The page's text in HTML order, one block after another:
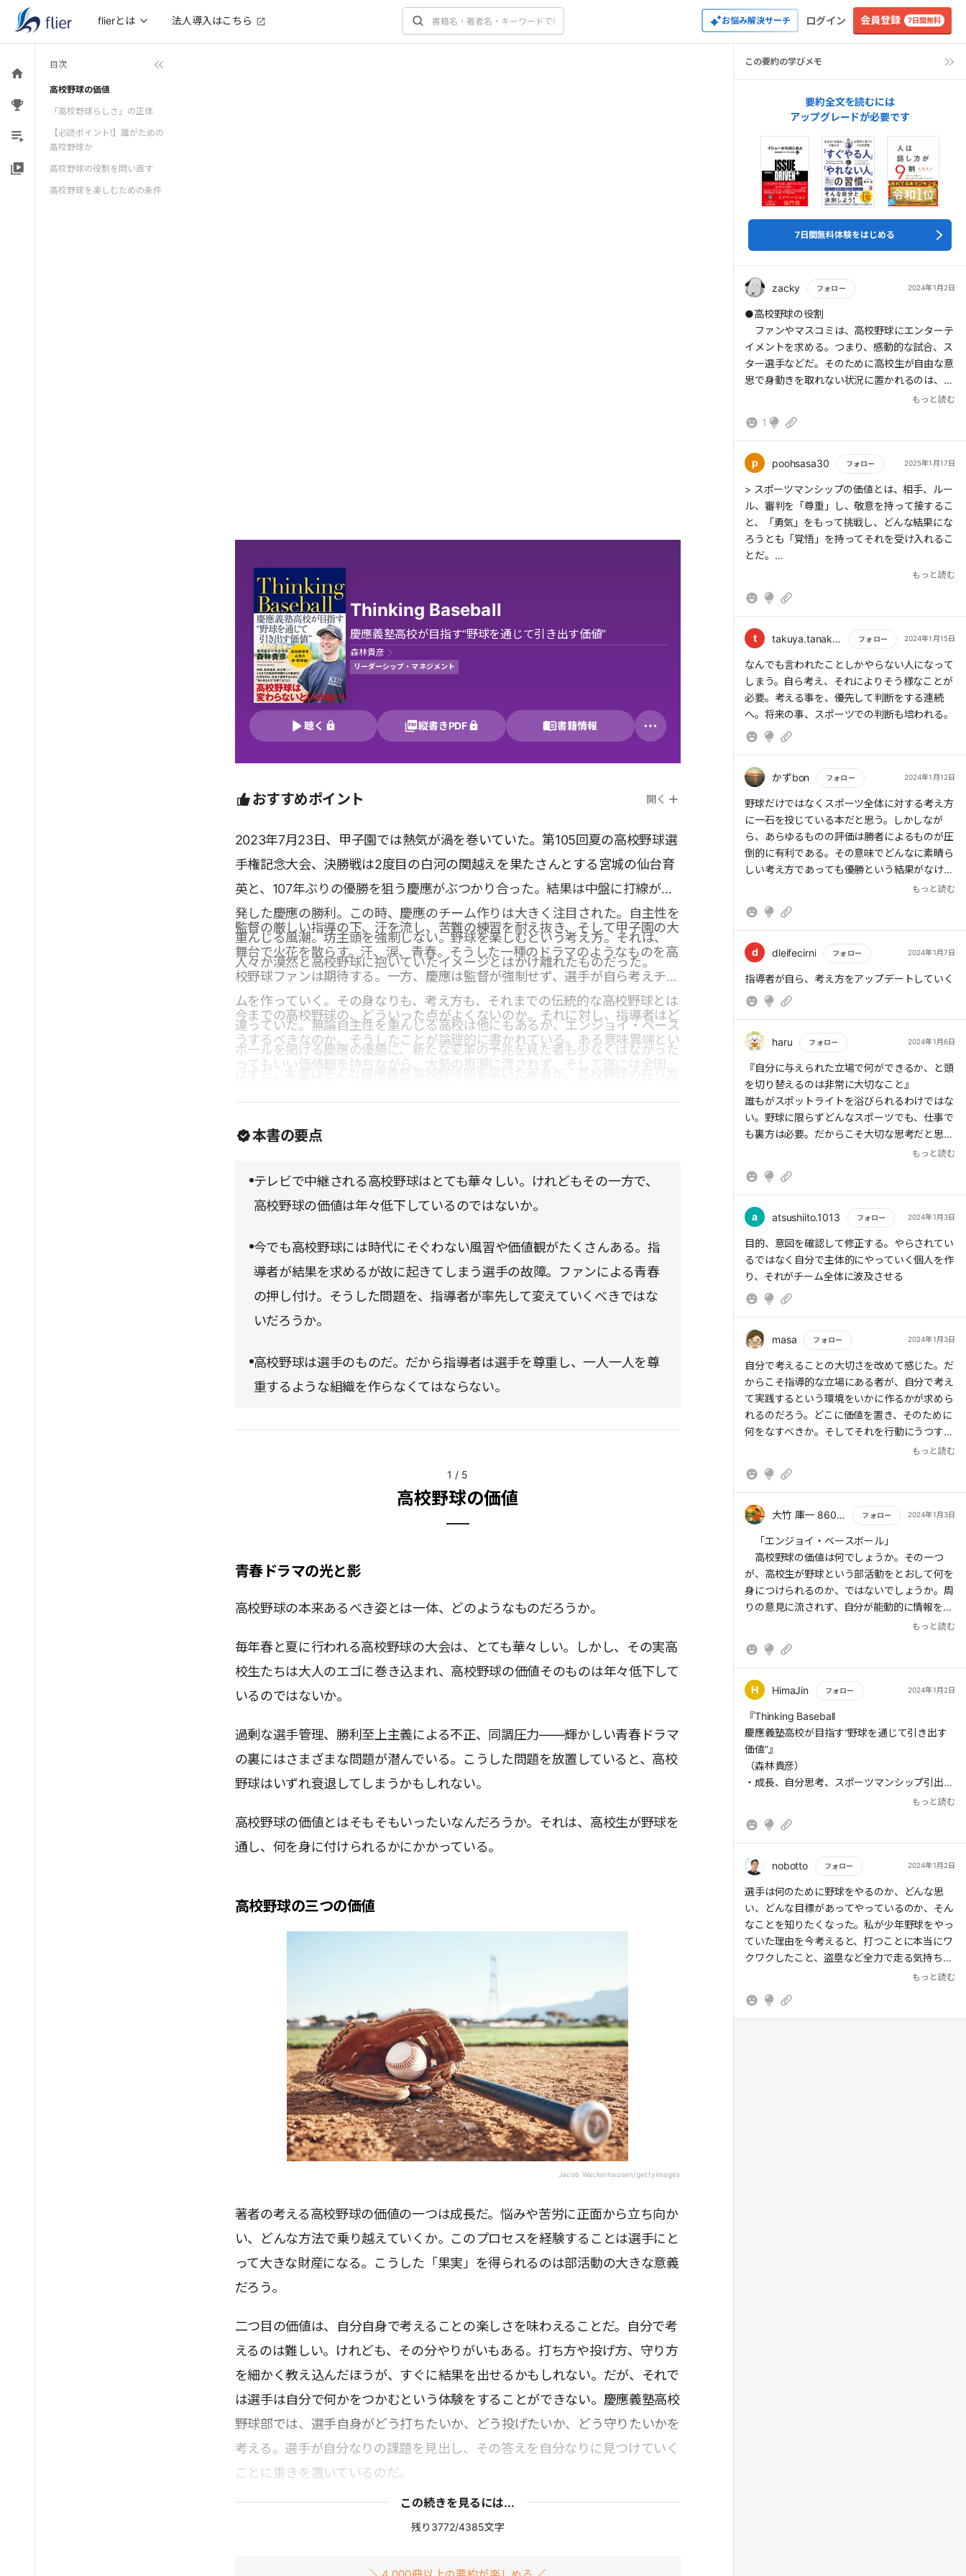
flierとは 法人導入はこちら お悩み解決サーチ ログイン 会員登録 7日間無料
目次
高校野球の価値
「高校野球らしさ」の正体
【必読ポイント!】誰がための
高校野球か
高校野球の役割を問い直す
高校野球を楽しむための条件
Thinking Baseball
慶應義塾高校が目指す“野球を通じて引き出す価値”
森林貴彦
リーダーシップ・マネジメント
聴く 縦書きPDF 書籍情報
おすすめポイント 開く
2023年7月23日、甲子園では熱気が渦を巻いていた。第105回夏の高校野球選
手権記念大会、決勝戦は2度目の白河の関越えを果たさんとする宮城の仙台育
英と、107年ぶりの優勝を狙う慶應がぶつかり合った。結果は中盤に打線が爆
発した慶應の勝利。この時、慶應のチーム作りは大きく注目された。自主性を
重んじる風潮。坊主頭を強制しない。野球を楽しむという考え方。それは、
人々が漠然と高校野球に抱いていたイメージとはかけ離れたものだった。
監督の厳しい指導の下、汗を流し、苦難の練習を耐え抜き、そして甲子園の大
舞台で火花を散らす。汗、涙、青春。そうした一種のドラマのようなものを高
校野球ファンは期待する。一方、慶應は監督が強制せず、選手が自ら考えチー
ムを作っていく。その身なりも、考え方も、それまでの伝統的な高校野球とは
違っていた。無論自主性を重んじる高校は他にもあるが、エンジョイ・ベース
ボールを掲げる慶應の優勝に、新たな変革の予兆を見た者も少なくはなかった
を問い直す内容となっている。
今までの高校野球の、どういった点がよくないのか。それに対し、指導者はど
うするべきなのか。そうしたことが論理的に書かれている。ある意味異端とい
ってもいい価値観を持ちながら、大勢の風潮に流されず、そして遂には全国の
本書の要点
テレビで中継される高校野球はとても華々しい。けれどもその一方で、
高校野球の価値は年々低下しているのではないか。
今でも高校野球には時代にそぐわない風習や価値観がたくさんある。指
導者が結果を求めるが故に起きてしまう選手の故障。ファンによる青春
の押し付け。そうした問題を、指導者が率先して変えていくべきではな
いだろうか。
高校野球は選手のものだ。だから指導者は選手を尊重し、一人一人を尊
重するような組織を作らなくてはならない。
1 / 5
高校野球の価値
青春ドラマの光と影
高校野球の本来あるべき姿とは一体、どのようなものだろうか。
毎年春と夏に行われる高校野球の大会は、とても華々しい。しかし、その実高
校生たちは大人のエゴに巻き込まれ、高校野球の価値そのものは年々低下して
いるのではないか。
過剰な選手管理、勝利至上主義による不正、同調圧力——輝かしい青春ドラマ
の裏にはさまざまな問題が潜んでいる。こうした問題を放置していると、高校
野球はいずれ衰退してしまうかもしれない。
高校野球の価値とはそもそもいったいなんだろうか。それは、高校生が野球を
通し、何を身に付けられるかにかかっている。
高校野球の三つの価値
Jacob Wackerhausen/gettyimages
著者の考える高校野球の価値の一つは成長だ。悩みや苦労に正面から立ち向か
い、どんな方法で乗り越えていくか。このプロセスを経験することは選手にと
って大きな財産になる。こうした「果実」を得られるのは部活動の大きな意義
だろう。
二つ目の価値は、自分自身で考えることの楽しさを味わえることだ。自分で考
えるのは難しい。けれども、その分やりがいもある。打ち方や投げ方、守り方
を細かく教え込んだほうが、すぐに結果を出せるかもしれない。だが、それで
は選手は自分で何かをつかむという体験をすることができない。慶應義塾高校
野球部では、選手自身がどう打ちたいか、どう投げたいか、どう守りたいかを
考える。選手が自分なりの課題を見出し、その答えを自分なりに見つけていく
ことに重きを置いているのだ。
この続きを見るには...
残り3772/4385文字
この要約の学びメモ
要約全文を読むには
アップグレードが必要です
7日間無料体験をはじめる
zacky フォロー 2024年1月2日
もっと読む
●高校野球の役割
ファンやマスコミは、高校野球にエンターテ
イメントを求める。つまり、感動的な試合、ス
ター選手などだ。そのために高校生が自由な意
思で身動きを取れない状況に置かれるのは、お
る。選手生命は、いつか終わる。野球から離れ
ければいけない。 そして、野球をやるとこん
くの人に思わせることができなければ、野球自
もっと読む
1
p poohsasa30 フォロー 2025年1月17日
もっと読む
> スポーツマンシップの価値とは、相手、ルー
ル、審判を「尊重」し、敬意を持って接するこ
と、「勇気」をもって挑戦し、どんな結果にな
ろうとも「覚悟」を持ってそれを受け入れるこ
とだ。
う?」と考える習慣をつけさせるのが、本書に
る。
> 役割が違っても、全ての選手がチームに貢献
していると自覚できる。そんな組織こそが理想
である。
> 自分の売りは何か、何をアピールして自分の
存在感を出すか。こうした発想は社会ではとて
も大事になってくる。
勝負できる人間になっていることである。
> そこで重要なのが「問いかけ」だ。プレーの
結果を褒めたり叱ったりするのではなく「どう
思っている?」「どうしたいの?」「なぜ、いま
はそのプレーを選択したの?」と意図を聞く。
すると選手はだんだん自分で考えるようになっ
ていく。
る、その結果プレーのレベルが上がりチームも
い。
もっと読む
t takuya.tanaka1976 フォロー 2024年1月15日
もっと読む
なんでも言われたことしかやらない人になって
しまう。自ら考え、それによりそう様なことが
必要。考える事を、優先して判断をする連続
へ。将来の事、スポーツでの判断も培われる。
かずbon フォロー 2024年1月12日
もっと読む
野球だけではなくスポーツ全体に対する考え方
に一石を投じている本だと思う。しかしなが
ら、あらゆるものの評価は勝者によるものが圧
倒的に有利である。その意味でどんなに素晴ら
しい考え方であっても優勝という結果がなけれ
ば説得力は低かっただろうことも想像に難くな
るので、そのままスポーツの世界でやれる人ば
ていかに生きていくか、その力をスポーツを通
もっと読む
d dleifecirni フォロー 2024年1月7日
もっと読む
指導者が自ら、考え方をアップデートしていく
haru フォロー 2024年1月6日
もっと読む
『自分に与えられた立場で何ができるか、と頭
を切り替えるのは非常に大切なこと』
誰もがスポットライトを浴びられるわけではな
い。野球に限らずどんなスポーツでも、仕事で
も裏方は必要。だからこそ大切な思考だと思
がら、読了。
もっと読む
a atsushiito.1013 フォロー 2024年1月3日
もっと読む
目的、意図を確認して修正する。やらされてい
るではなく自分で主体的にやっていく個人を作
り、それがチーム全体に波及させる
masa フォロー 2024年1月3日
もっと読む
自分で考えることの大切さを改めて感じた。だ
からこそ指導的な立場にある者が、自分で考え
て実践するという環境をいかに作るかが求めら
れるのだろう。どこに価値を置き、そのために
何をなすべきか。そしてそれを行動にうつす。
求められること、やるべきことはシンプルだ。
もっと読む
大竹 庫一 860×Kura フォロー 2024年1月3日
もっと読む
「エンジョイ・ベースボール」
高校野球の価値は何でしょうか。その一つ
が、高校生が野球という部活動をとおして何を
身につけられるのか、ではないでしょうか。周
りの意見に流されず、自分が能動的に情報を集
め、自分の考えをもつことかもしれません。
現在も高校野球の部員は、ほとんど坊主頭で
いるなら、何の問題もありません。しかし、高
踏襲の思考停止で坊主頭を続けていたとしたら
考える時ではないでしょうか。
野球部の部員の中で、自分の売りは何なの
か、何をアピールして自分の存在感を出すかを
考えていくでしょう。こうした考え方は社会で
はとても大事になっていきます。誰でも背番号
をつけたいのです。しかし、現実はそうはいき
か、と頭を切り替えるのは非常に大切なことで
す。
野球をやると、こんなに素晴らしい人間に育
っていくと理解されるようになったらいいので
しょう。
さあ、全力で目の前にいる人を応援していき
もっと読む
H HimaJin フォロー 2024年1月2日
もっと読む
『Thinking Baseball
慶應義塾高校が目指す“野球を通じて引き出す
価値”』
（森林貴彦）
・成長、自分思考、スポーツマンシップ引出す
（HimaJinとしては）
もっと読む
nobotto フォロー 2024年1月2日
もっと読む
選手は何のために野球をやるのか、どんな思
い、どんな目標があってやっているのか、そん
なことを知りたくなった。私が少年野球をやっ
ていた理由を今考えると、打つことに本当にワ
クワクしたこと、盗塁など全力で走る気持ちよ
さ、こんな単純なことだった。練習は辛かった
負けるとか、何かに貢献するとかしないとか、
もっと読む